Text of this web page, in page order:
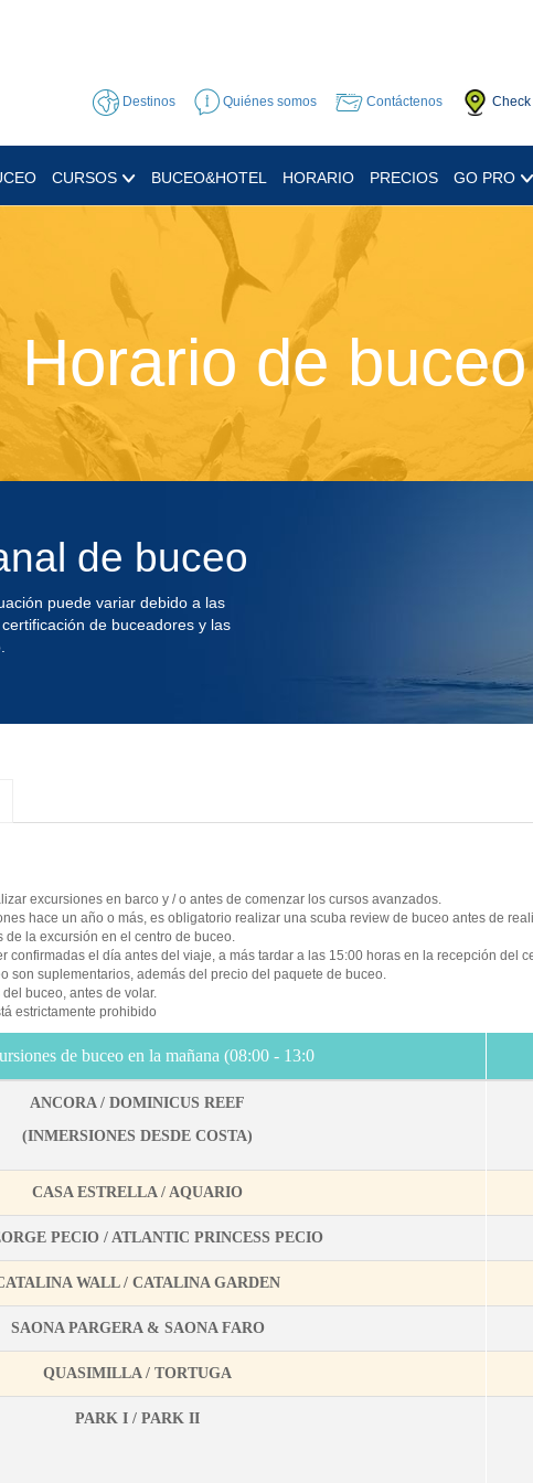
Destinos Quiénes somos Contáctenos Check
CURSOS BUCEO&HOTEL HORARIO PRECIOS GO PRO
Horario de buceo
de buceo
puede variar debido a las
de buceadores y las
excursiones en barco y / o antes de comenzar los cursos avanzados.
hace un año o más, es obligatorio realizar una scuba review de buceo antes de
la excursión en el centro de buceo.
el día antes del viaje, a más tardar a las 15:00 horas en la recepción del
son suplementarios, además del precio del paquete de buceo.
buceo, antes de volar.
estrictamente prohibido
de buceo en la mañana (08:00 - 13:0
ANCORA / DOMINICUS REEF
(INMERSIONES DESDE COSTA)
CASA ESTRELLA / AQUARIO
PECIO / ATLANTIC PRINCESS PECIO
WALL / CATALINA GARDEN
SAONA PARGERA & SAONA FARO
QUASIMILLA / TORTUGA
PARK I / PARK II